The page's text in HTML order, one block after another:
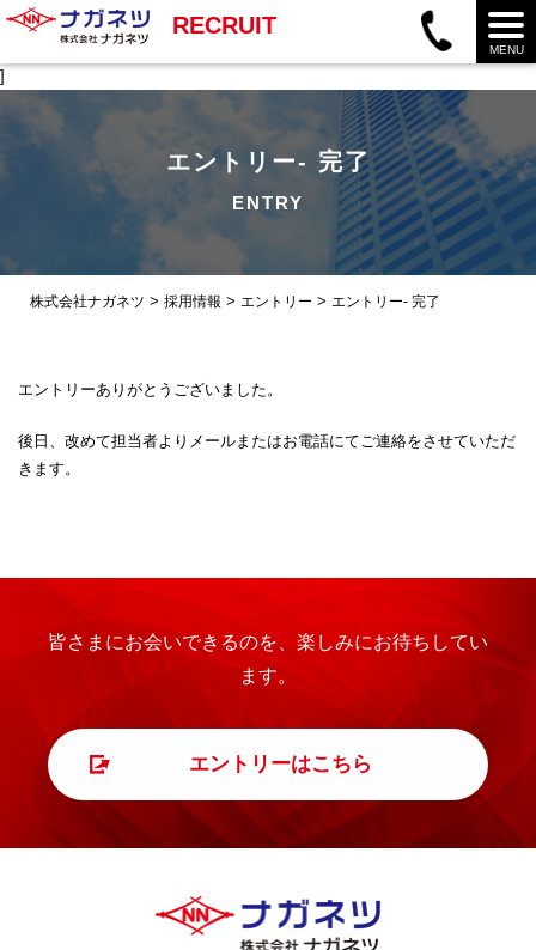
]
RECRUIT
MENU
エントリー- 完了
ENTRY
株式会社ナガネツ > 採用情報 > エントリー > エントリー- 完了
エントリーありがとうございました。
後日、改めて担当者よりメールまたはお電話にてご連絡をさせていただ
きます。
皆さまにお会いできるのを、楽しみにお待ちしてい
ます。
エントリーはこちら